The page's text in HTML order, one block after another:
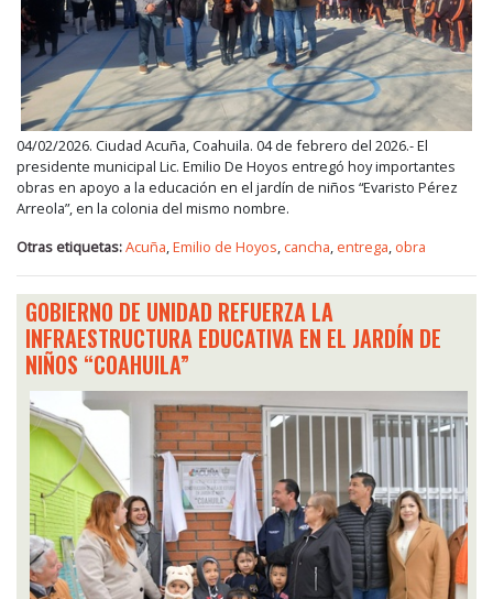
04/02/2026. Ciudad Acuña, Coahuila. 04 de febrero del 2026.- El
presidente municipal Lic. Emilio De Hoyos entregó hoy importantes
obras en apoyo a la educación en el jardín de niños “Evaristo Pérez
Arreola”, en la colonia del mismo nombre.
Otras etiquetas:Acuña,Emilio de Hoyos, cancha, entrega, obra
GOBIERNO DE UNIDAD REFUERZA LA
INFRAESTRUCTURA EDUCATIVA EN EL JARDÍN DE
NIÑOS “COAHUILA”